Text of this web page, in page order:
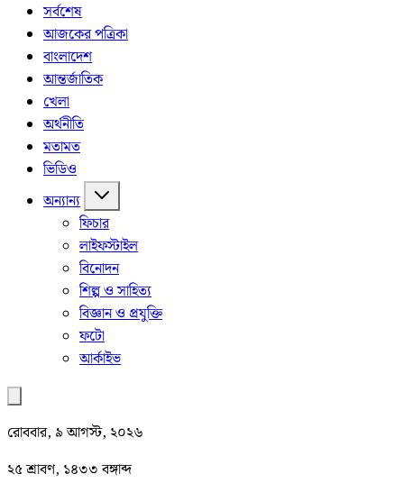
সর্বশেষ
আজকের পত্রিকা
বাংলাদেশ
আন্তর্জাতিক
খেলা
অর্থনীতি
মতামত
ভিডিও
অন্যান্য
ফিচার
লাইফস্টাইল
বিনোদন
শিল্প ও সাহিত্য
বিজ্ঞান ও প্রযুক্তি
ফটো
আর্কাইভ
রোববার, ৯ আগস্ট, ২০২৬
২৫ শ্রাবণ, ১৪৩৩ বঙ্গাব্দ